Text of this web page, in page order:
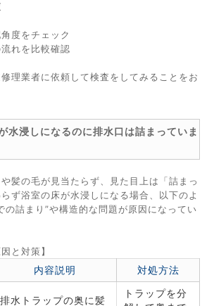
度をチェック
れを比較確認
理業者に依頼して検査をしてみることをお
水浸しになるのに排水口は詰まっていま
髪の毛が見当たらず、見た目上は「詰まっ
ず浴室の床が水浸しになる場合、以下のよ
の詰まり”や構造的な問題が原因になってい
と対策】
内容説明 対処方法
排水トラップの奥に髪
トラップを分